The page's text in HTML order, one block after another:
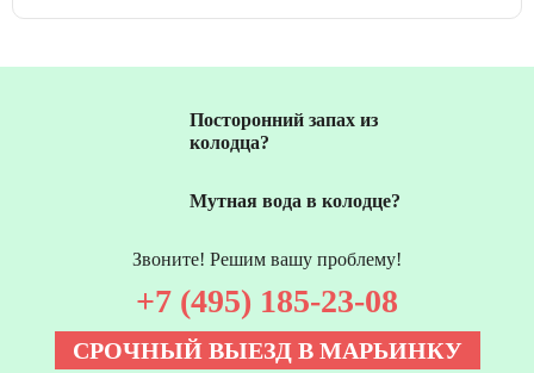
Посторонний запах из
колодца?
Мутная вода в колодце?
Звоните! Решим вашу проблему!
+7 (495) 185-23-08
СРОЧНЫЙ ВЫЕЗД В МАРЬИНКУ